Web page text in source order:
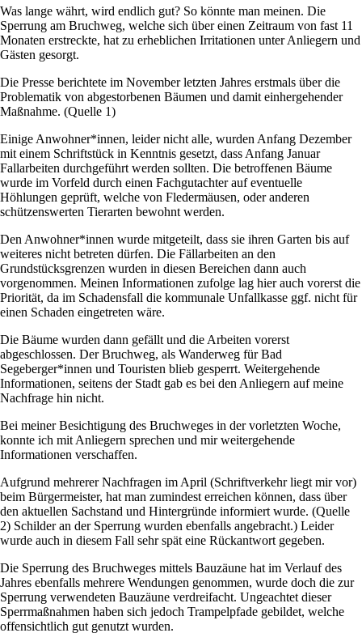
Was lange währt, wird endlich gut? So könnte man meinen. Die
Sperrung am Bruchweg, welche sich über einen Zeitraum von fast 11
Monaten erstreckte, hat zu erheblichen Irritationen unter Anliegern und
Gästen gesorgt.
Die Presse berichtete im November letzten Jahres erstmals über die
Problematik von abgestorbenen Bäumen und damit einhergehender
Maßnahme. (Quelle 1)
Einige Anwohner*innen, leider nicht alle, wurden Anfang Dezember
mit einem Schriftstück in Kenntnis gesetzt, dass Anfang Januar
Fallarbeiten durchgeführt werden sollten. Die betroffenen Bäume
wurde im Vorfeld durch einen Fachgutachter auf eventuelle
Höhlungen geprüft, welche von Fledermäusen, oder anderen
schützenswerten Tierarten bewohnt werden.
Den Anwohner*innen wurde mitgeteilt, dass sie ihren Garten bis auf
weiteres nicht betreten dürfen. Die Fällarbeiten an den
Grundstücksgrenzen wurden in diesen Bereichen dann auch
vorgenommen. Meinen Informationen zufolge lag hier auch vorerst die
Priorität, da im Schadensfall die kommunale Unfallkasse ggf. nicht für
einen Schaden eingetreten wäre.
Die Bäume wurden dann gefällt und die Arbeiten vorerst
abgeschlossen. Der Bruchweg, als Wanderweg für Bad
Segeberger*innen und Touristen blieb gesperrt. Weitergehende
Informationen, seitens der Stadt gab es bei den Anliegern auf meine
Nachfrage hin nicht.
Bei meiner Besichtigung des Bruchweges in der vorletzten Woche,
konnte ich mit Anliegern sprechen und mir weitergehende
Informationen verschaffen.
Aufgrund mehrerer Nachfragen im April (Schriftverkehr liegt mir vor)
beim Bürgermeister, hat man zumindest erreichen können, dass über
den aktuellen Sachstand und Hintergründe informiert wurde. (Quelle
2) Schilder an der Sperrung wurden ebenfalls angebracht.) Leider
wurde auch in diesem Fall sehr spät eine Rückantwort gegeben.
Die Sperrung des Bruchweges mittels Bauzäune hat im Verlauf des
Jahres ebenfalls mehrere Wendungen genommen, wurde doch die zur
Sperrung verwendeten Bauzäune verdreifacht. Ungeachtet dieser
Sperrmaßnahmen haben sich jedoch Trampelpfade gebildet, welche
offensichtlich gut genutzt wurden.